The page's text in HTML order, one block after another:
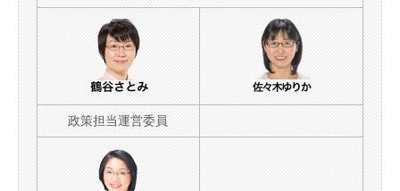
政策担当運営委員